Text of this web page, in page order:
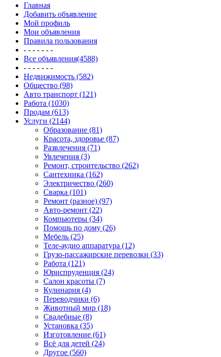
Главная
Добавить объявление
Мой профиль
Мои объявления
Правила пользования
- - - - - - -
Все объявления(4588)
- - - - - - -
Недвижимость (582)
Общество (98)
Авто транспорт (121)
Работа (1030)
Продам (613)
Услуги (2144)
Образование (81)
Красота, здоровье (87)
Развлечения (71)
Увлечения (3)
Ремонт, строительство (262)
Сантехника (162)
Электричество (260)
Сварка (101)
Ремонт (разное) (97)
Авто-ремонт (22)
Компьютеры (34)
Помощь по дому (26)
Мебель (25)
Теле-аудио аппаратура (12)
Грузо-пассажирские перевозки (33)
Работа (121)
Юриспруденция (24)
Салон красоты (7)
Кулинария (4)
Переводчики (6)
Животный мир (18)
Свадебные (8)
Установка (35)
Изготовление (61)
Всё для детей (24)
Другое (560)